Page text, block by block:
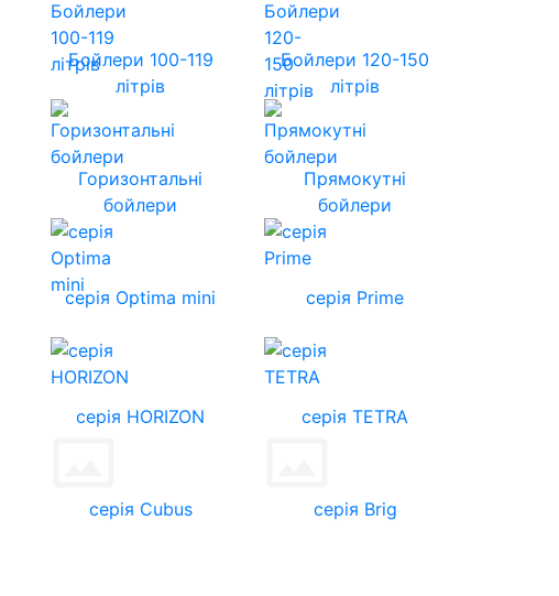
Бойлери 100-119
літрів
Бойлери 120-150
літрів
Горизонтальні
бойлери
Прямокутні
бойлери
серія Optima mini серія Prime
cерія HORIZON серія TETRA
серія Cubus серія Brig